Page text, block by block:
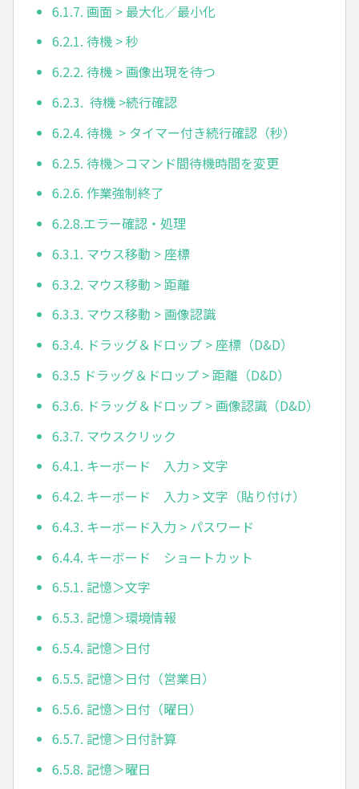
6.1.7. 画面 > 最大化／最小化
6.2.1. 待機 > 秒
6.2.2. 待機 > 画像出現を待つ
6.2.3. 待機 >続行確認
6.2.4. 待機 > タイマー付き続行確認（秒）
6.2.5. 待機＞コマンド間待機時間を変更
6.2.6. 作業強制終了
6.2.8.エラー確認・処理
6.3.1. マウス移動 > 座標
6.3.2. マウス移動 > 距離
6.3.3. マウス移動 > 画像認識
6.3.4. ドラッグ＆ドロップ > 座標（D&D）
6.3.5 ドラッグ＆ドロップ > 距離（D&D）
6.3.6. ドラッグ＆ドロップ > 画像認識（D&D）
6.3.7. マウスクリック
6.4.1. キーボード 入力 > 文字
6.4.2. キーボード 入力 > 文字（貼り付け）
6.4.3. キーボード入力 > パスワード
6.4.4. キーボード ショートカット
6.5.1. 記憶＞文字
6.5.3. 記憶＞環境情報
6.5.4. 記憶＞日付
6.5.5. 記憶＞日付（営業日）
6.5.6. 記憶＞日付（曜日）
6.5.7. 記憶＞日付計算
6.5.8. 記憶＞曜日